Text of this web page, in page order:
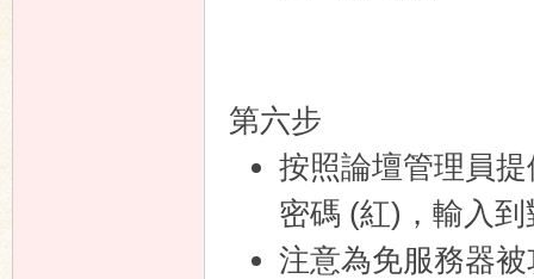
第六步
按照論壇管理員
密碼 (紅)，輸入
注意為免服務器